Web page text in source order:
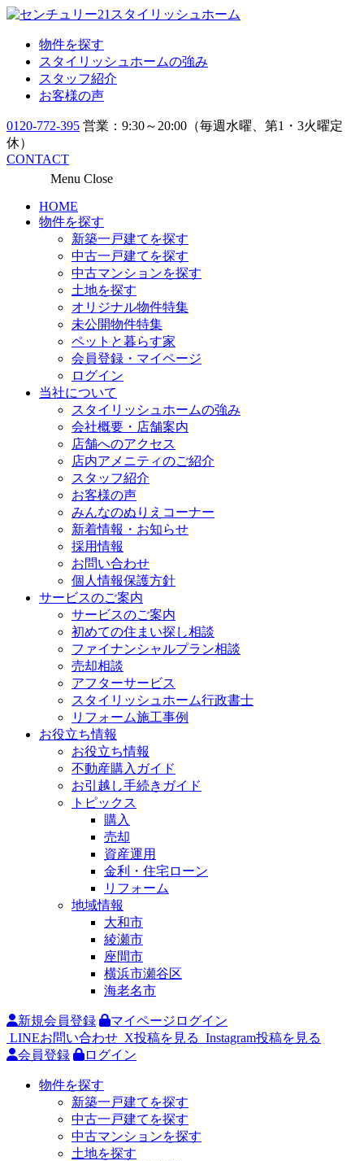
物件を探す
スタイリッシュホームの強み
スタッフ紹介
お客様の声
0120-772-395 営業：9:30～20:00（毎週水曜、第1・3火曜定
休）
CONTACT
Menu Close
HOME
物件を探す
新築一戸建てを探す
中古一戸建てを探す
中古マンションを探す
土地を探す
オリジナル物件特集
未公開物件特集
ペットと暮らす家
会員登録・マイページ
ログイン
当社について
スタイリッシュホームの強み
会社概要・店舗案内
店舗へのアクセス
店内アメニティのご紹介
スタッフ紹介
お客様の声
みんなのぬりえコーナー
新着情報・お知らせ
採用情報
お問い合わせ
個人情報保護方針
サービスのご案内
サービスのご案内
初めての住まい探し相談
ファイナンシャルプラン相談
売却相談
アフターサービス
スタイリッシュホーム行政書士
リフォーム施工事例
お役立ち情報
お役立ち情報
不動産購入ガイド
お引越し手続きガイド
トピックス
購入
売却
資産運用
金利・住宅ローン
リフォーム
地域情報
大和市
綾瀬市
座間市
横浜市瀬谷区
海老名市
新規会員登録
マイページログイン
LINEお問い合わせ X投稿を見る Instagram投稿を見る
会員登録
ログイン
物件を探す
新築一戸建てを探す
中古一戸建てを探す
中古マンションを探す
土地を探す